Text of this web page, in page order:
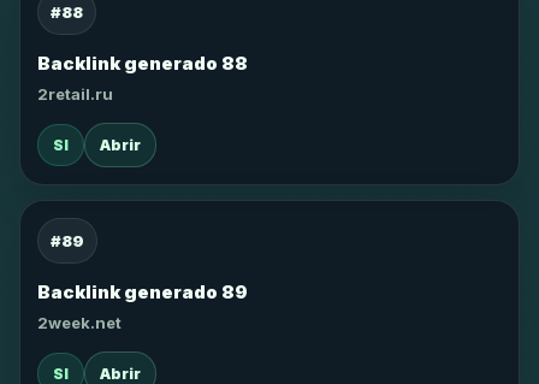
#88
Backlink generado 88
2retail.ru
SI Abrir
#89
Backlink generado 89
2week.net
SI Abrir